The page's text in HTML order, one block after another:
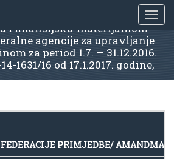
i finansijsko-materijalnom
agencije za upravljanje
za period 1.7. — 31.12.2016.
1631/16 od 17.1.2017. godine,
PRIMJEDBE/